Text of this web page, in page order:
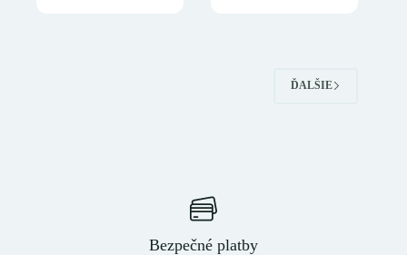
ĎALŠIE
Bezpečné platby